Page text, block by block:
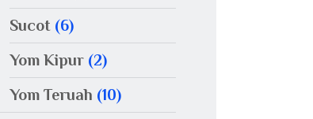
Sucot (6)
Yom Kipur (2)
Yom Teruah (10)